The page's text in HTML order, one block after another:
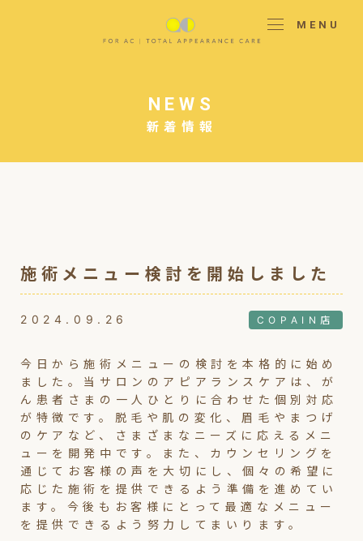
MENU
新着情報
NEWS
施術メニュー検討を開始しました
2024.09.26 COPAIN店
今日から施術メニューの検討を本格的に始め
ました。当サロンのアピアランスケアは、が
ん患者さまの一人ひとりに合わせた個別対応
が特徴です。脱毛や肌の変化、眉毛やまつげ
のケアなど、さまざまなニーズに応えるメニ
ューを開発中です。また、カウンセリングを
通じてお客様の声を大切にし、個々の希望に
応じた施術を提供できるよう準備を進めてい
ます。今後もお客様にとって最適なメニュー
を提供できるよう努力してまいります。